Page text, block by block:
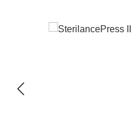
Bildergalerie überspringen